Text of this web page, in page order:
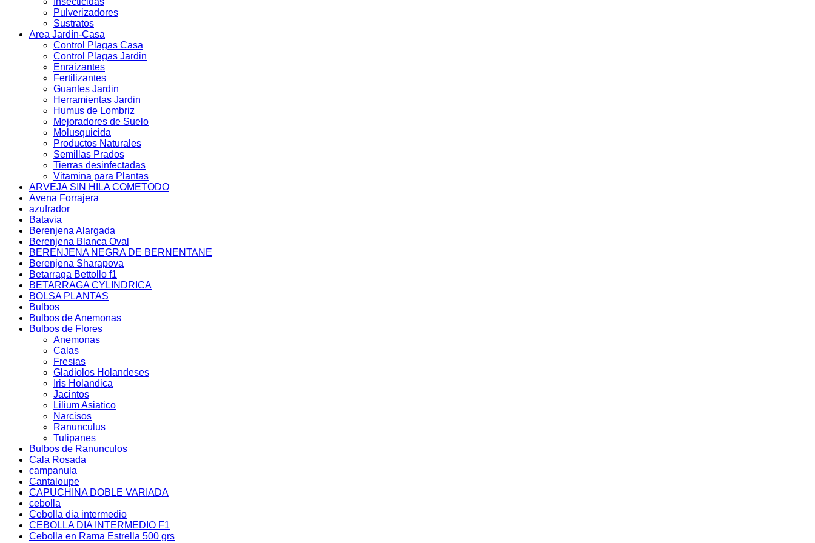
Pulverizadores
Sustratos
Area Jardín-Casa
Control Plagas Casa
Control Plagas Jardin
Enraizantes
Fertilizantes
Guantes Jardin
Herramientas Jardin
Humus de Lombriz
Mejoradores de Suelo
Molusquicida
Productos Naturales
Semillas Prados
Tierras desinfectadas
Vitamina para Plantas
ARVEJA SIN HILA COMETODO
Avena Forrajera
azufrador
Batavia
Berenjena Alargada
Berenjena Blanca Oval
BERENJENA NEGRA DE BERNENTANE
Berenjena Sharapova
Betarraga Bettollo f1
BETARRAGA CYLINDRICA
BOLSA PLANTAS
Bulbos
Bulbos de Anemonas
Bulbos de Flores
Anemonas
Calas
Fresias
Gladiolos Holandeses
Iris Holandica
Jacintos
Lilium Asiatico
Narcisos
Ranunculus
Tulipanes
Bulbos de Ranunculos
Cala Rosada
campanula
Cantaloupe
CAPUCHINA DOBLE VARIADA
cebolla
Cebolla dia intermedio
CEBOLLA DIA INTERMEDIO F1
Cebolla en Rama Estrella 500 grs